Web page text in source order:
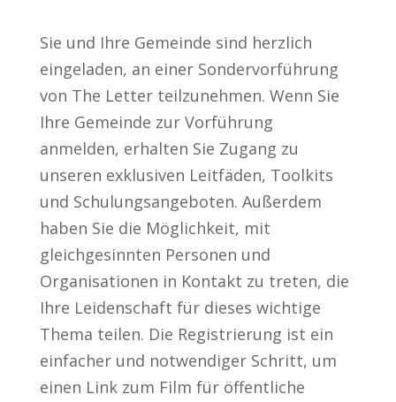
Sie und Ihre Gemeinde sind herzlich
eingeladen, an einer Sondervorführung
von The Letter teilzunehmen. Wenn Sie
Ihre Gemeinde zur Vorführung
anmelden, erhalten Sie Zugang zu
unseren exklusiven Leitfäden, Toolkits
und Schulungsangeboten. Außerdem
haben Sie die Möglichkeit, mit
gleichgesinnten Personen und
Organisationen in Kontakt zu treten, die
Ihre Leidenschaft für dieses wichtige
Thema teilen. Die Registrierung ist ein
einfacher und notwendiger Schritt, um
einen Link zum Film für öffentliche